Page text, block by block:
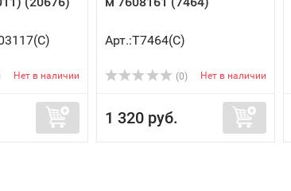
Нет в наличии
Арт.:Т7464(C)
(0) Нет в наличии
1 320 руб.